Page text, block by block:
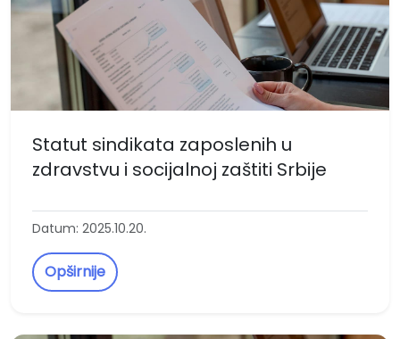
Statut sindikata zaposlenih u
zdravstvu i socijalnoj zaštiti Srbije
Datum: 2025.10.20.
Opširnije